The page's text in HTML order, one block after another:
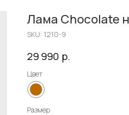
Лама Chocolate
SKU: 1210-9
29 990 р.
Цвет
Размер